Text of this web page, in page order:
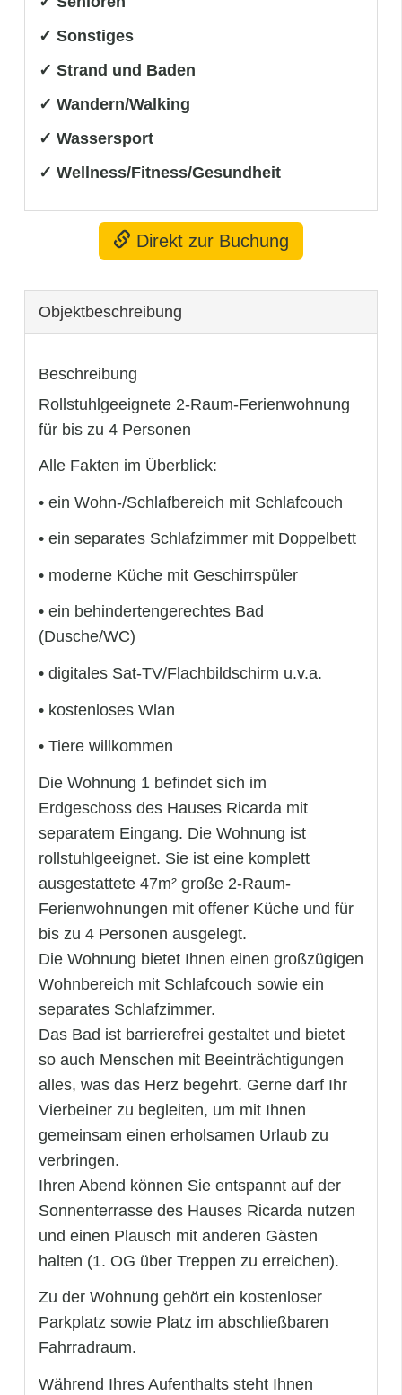
✓ Sonstiges
✓ Strand und Baden
✓ Wandern/Walking
✓ Wassersport
✓ Wellness/Fitness/Gesundheit
Direkt zur Buchung
Objekt­beschreibung
Beschreibung
Rollstuhlgeeignete 2-Raum-Ferienwohnung
für bis zu 4 Personen
Alle Fakten im Überblick:
• ein Wohn-/Schlafbereich mit Schlafcouch
• ein separates Schlafzimmer mit Doppelbett
• moderne Küche mit Geschirrspüler
• ein behindertengerechtes Bad
(Dusche/WC)
• digitales Sat-TV/Flachbildschirm u.v.a.
• kostenloses Wlan
• Tiere willkommen
Die Wohnung 1 befindet sich im
Erdgeschoss des Hauses Ricarda mit
separatem Eingang. Die Wohnung ist
rollstuhlgeeignet. Sie ist eine komplett
ausgestattete 47m² große 2-Raum-
Ferienwohnungen mit offener Küche und für
bis zu 4 Personen ausgelegt.
Die Wohnung bietet Ihnen einen großzügigen
Wohnbereich mit Schlafcouch sowie ein
separates Schlafzimmer.
Das Bad ist barrierefrei gestaltet und bietet
so auch Menschen mit Beeinträchtigungen
alles, was das Herz begehrt. Gerne darf Ihr
Vierbeiner zu begleiten, um mit Ihnen
gemeinsam einen erholsamen Urlaub zu
verbringen.
Ihren Abend können Sie entspannt auf der
Sonnenterrasse des Hauses Ricarda nutzen
und einen Plausch mit anderen Gästen
halten (1. OG über Treppen zu erreichen).
Zu der Wohnung gehört ein kostenloser
Parkplatz sowie Platz im abschließbaren
Fahrradraum.
Während Ihres Aufenthalts steht Ihnen